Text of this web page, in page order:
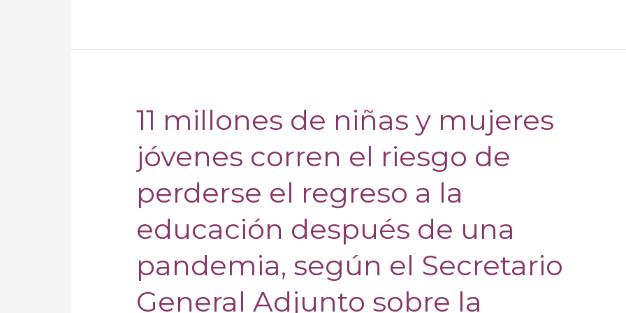
11 millones de niñas y mujeres
jóvenes corren el riesgo de
perderse el regreso a la
educación después de una
pandemia, según el Secretario
General Adjunto sobre la
11
millones
de
niñas
mujeres
jóvenes
corren
riesgo
de
perderse